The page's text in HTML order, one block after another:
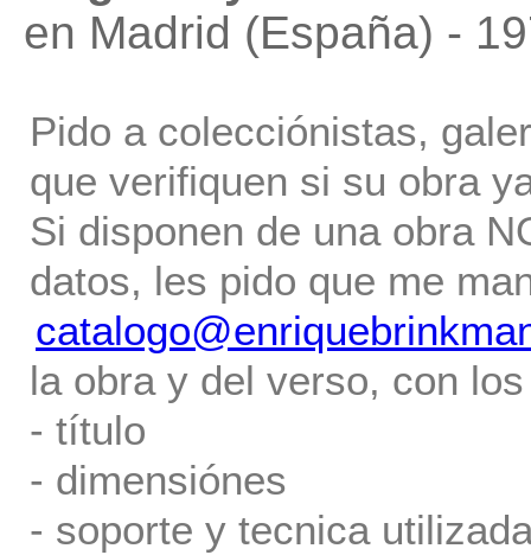
en Madrid (España) -
Pido a colecciónistas,
que verifiquen si su obra
Si disponen de una obra
datos, les pido que me
la obra y del verso, con
- título
- dimensiónes
- soporte y tecnica